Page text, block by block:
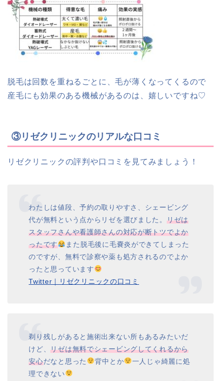
脱毛は回数を重ねるごとに、毛が薄くなってくるので
産毛にも効果のある機械があるのは、嬉しいですね♡
③リゼクリニックのリアルな口コミ
リゼクリニックの評判や口コミを見てみましょう！
わたしは値段、予約の取りやすさ、シェービング
代が無料という点からリゼを選びました。 リゼは
スタッフさんや看護師さんの対応が断トツでよか
ったです
また脱毛後に毛嚢炎ができてしまった
のですが、無料で診察や薬も処方されるのでよか
ったと思っています
Twitter｜リゼクリニックの口コミ
剃り残しがあると施術出来ない所もあるみたいだ
けど、リゼは無料でシェービングしてくれるから
安心だなと思った 背中とか
一人じゃ綺麗に処
理できない